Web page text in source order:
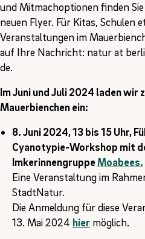
und Mitmachoptionen finden
neuen Flyer. Für Kitas, Schulen
Veranstaltungen im
auf Ihre Nachricht: natur at
de.
Im Juni und Juli 2024 laden wir
Mauerbienchen ein:
8. Juni 2024, 13 bis 15 Uhr,
Cyanotypie-Workshop mit
ImkerinnengruppeMoabees.
Eine Veranstaltung im
StadtNatur.
Die Anmeldung für diese
13. Mai 2024 hier möglich.